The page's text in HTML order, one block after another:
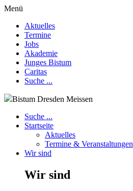
Menü
Aktuelles
Termine
Jobs
Akademie
Junges Bistum
Caritas
Suche ...
Bistum Dresden Meissen
Suche ...
Startseite
Aktuelles
Termine & Veranstaltungen
Wir sind
Wir sind